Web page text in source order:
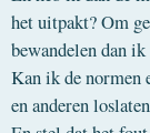
het uitpakt? Om
bewandelen dan
Kan ik de normen
en anderen